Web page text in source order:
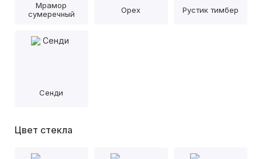
Мрамор
сумеречный
Орех Рустик тимбер
Сенди
Цвет стекла